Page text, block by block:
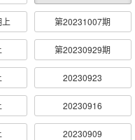
第20231007期
第20230929期
20230923
20230916
20230909